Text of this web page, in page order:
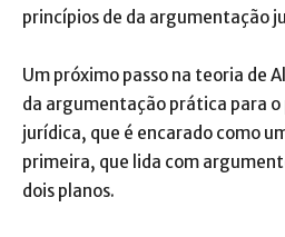
princípios de da argumentação
Um próximo passo na teoria de
da argumentação prática para
jurídica, que é encarado como
primeira, que lida com
dois planos.